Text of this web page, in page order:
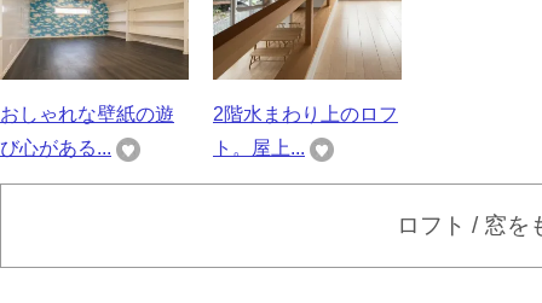
おしゃれな壁紙の遊
び心がある...
2階水まわり上のロフ
ト。屋上...
ロフト / 窓を